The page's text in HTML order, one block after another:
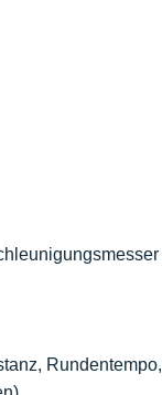
Rundentempo,